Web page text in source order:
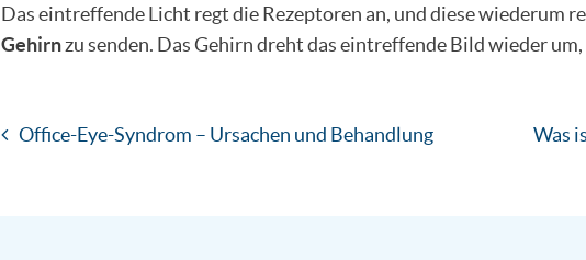
Das eintreffende Licht regt die Rezeptoren an, und diese wiederum
Gehirnzu senden. Das Gehirn dreht das eintreffende Bild wieder
Office-Eye-Syndrom – Ursachen und Behandlung Was